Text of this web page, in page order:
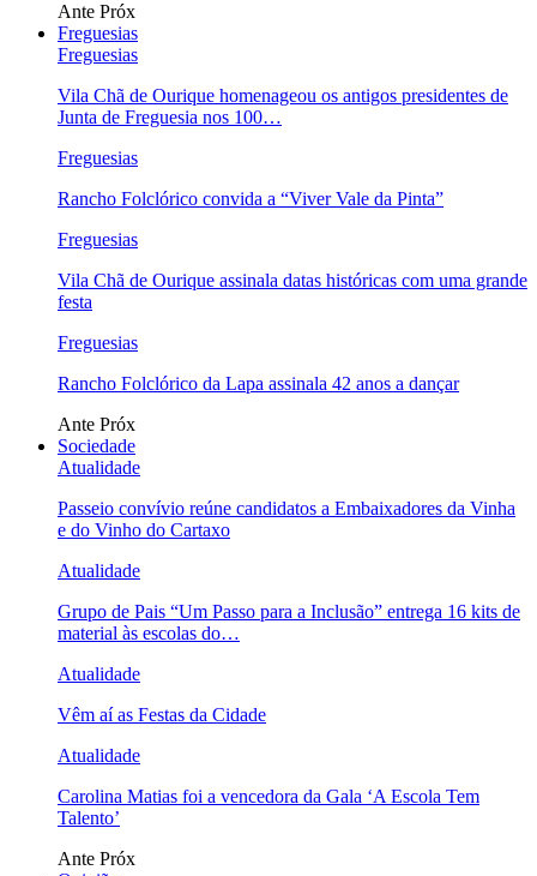
Ante Próx
Freguesias
Freguesias
Vila Chã de Ourique homenageou os antigos presidentes de
Junta de Freguesia nos 100…
Freguesias
Rancho Folclórico convida a “Viver Vale da Pinta”
Freguesias
Vila Chã de Ourique assinala datas históricas com uma grande
festa
Freguesias
Rancho Folclórico da Lapa assinala 42 anos a dançar
Ante Próx
Sociedade
Atualidade
Passeio convívio reúne candidatos a Embaixadores da Vinha
e do Vinho do Cartaxo
Atualidade
Grupo de Pais “Um Passo para a Inclusão” entrega 16 kits de
material às escolas do…
Atualidade
Vêm aí as Festas da Cidade
Atualidade
Carolina Matias foi a vencedora da Gala ‘A Escola Tem
Talento’
Ante Próx